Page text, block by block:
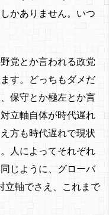
かありません。いつ
党とか言われる政党
す。どっちもダメだ
保守とか極左とか言
立軸自体が時代遅れ
方も時代遅れで現状
人によってそれぞれ
じように、グローバ
立軸でさえ、これまで